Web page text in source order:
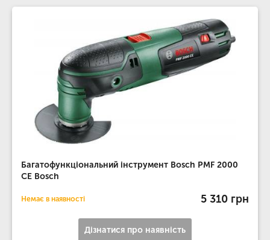
Багатофункціональний інструмент Bosch PMF 2000
CE Bosch
Немає в наявності 5 310 грн
Дізнатися про наявність